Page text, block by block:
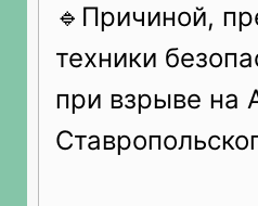
🔹Причиной,
техники
при взрыве на